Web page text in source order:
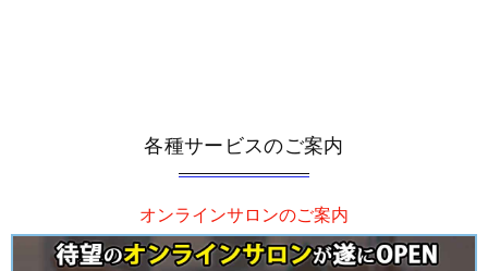
各種サービスのご案内
オンラインサロンのご案内